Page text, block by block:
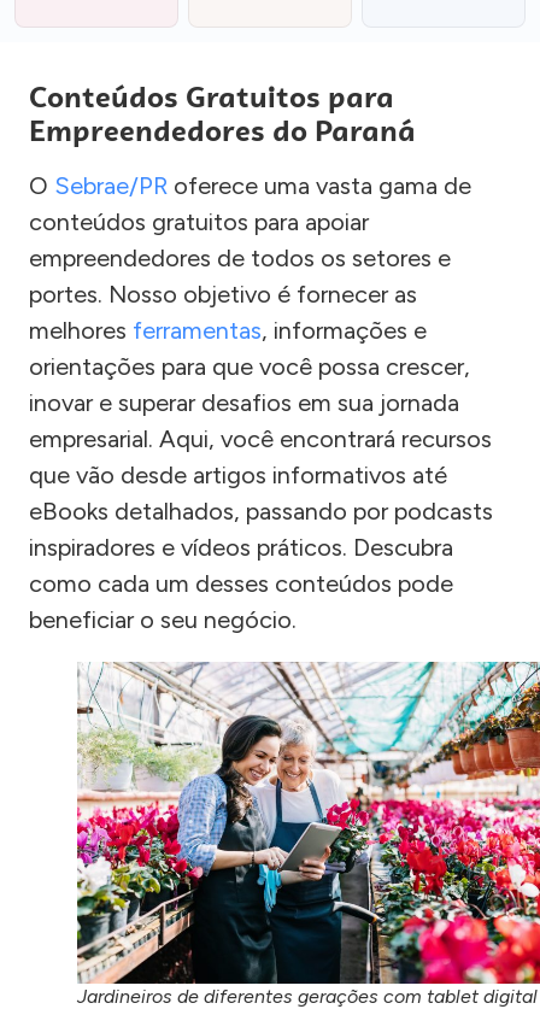
Conteúdos Gratuitos para
Empreendedores do Paraná
O Sebrae/PR oferece uma vasta gama de
conteúdos gratuitos para apoiar
empreendedores de todos os setores e
portes. Nosso objetivo é fornecer as
melhores ferramentas, informações e
orientações para que você possa crescer,
inovar e superar desafios em sua jornada
empresarial. Aqui, você encontrará recursos
que vão desde artigos informativos até
eBooks detalhados, passando por podcasts
inspiradores e vídeos práticos. Descubra
como cada um desses conteúdos pode
beneficiar o seu negócio.
Jardineiros de diferentes gerações com tablet digital